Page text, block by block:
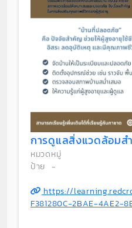
การดูแลสิ่งแวดล้อมส
หมวดหมู่
ป้าย-
https://
F381280C-2BAE-4AE2-